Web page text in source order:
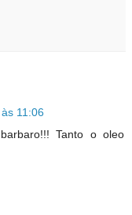
11:06
Tanto o oleo